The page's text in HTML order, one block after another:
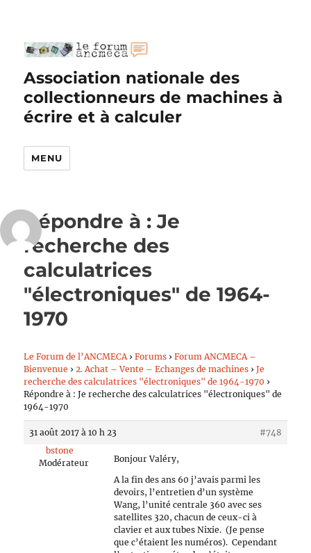
Association nationale des
collectionneurs de machines à
écrire et à calculer
MENU
Répondre à : Je
recherche des
calculatrices
"électroniques" de 1964-
1970
Le Forum de l’ANCMECA › Forums › Forum ANCMECA –
Bienvenue › 2. Achat – Vente – Echanges de machines › Je
recherche des calculatrices "électroniques" de 1964-1970 ›
Répondre à : Je recherche des calculatrices "électroniques" de
1964-1970
31 août 2017 à 10 h 23
#748
bstone
Modérateur
Bonjour Valéry,
A la fin des ans 60 j’avais parmi les
devoirs, l’entretien d’un système
Wang, l’unité centrale 360 avec ses
satellites 320, chacun de ceux-ci à
clavier et aux tubes Nixie. (Je pense
que c’étaient les numéros). Cependant